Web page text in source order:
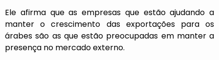
Ele afirma que as empresas que estão ajudando a
manter o crescimento das exportações para os
árabes são as que estão preocupadas em manter a
presença no mercado externo.